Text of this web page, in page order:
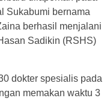
Sukabumi bernama
berhasil menjalani
Sadikin (RSHS)
dokter spesialis pada
memakan waktu 3